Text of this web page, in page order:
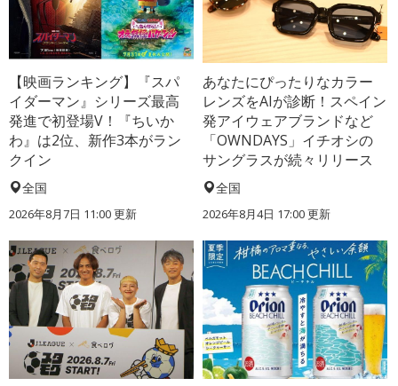
【映画ランキング】『スパ
イダーマン』シリーズ最高
発進で初登場V！『ちいか
わ』は2位、新作3本がラン
クイン
全国
2026年8月7日 11:00更新
あなたにぴったりなカラー
レンズをAIが診断！スペイン
発アイウェアブランドなど
「OWNDAYS」イチオシの
サングラスが続々リリース
全国
2026年8月4日 17:00更新